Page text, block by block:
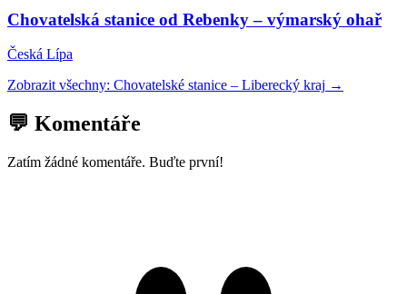
Chovatelská stanice od Rebenky – výmarský ohař
Česká Lípa
Zobrazit všechny: Chovatelské stanice – Liberecký kraj →
💬 Komentáře
Zatím žádné komentáře. Buďte první!